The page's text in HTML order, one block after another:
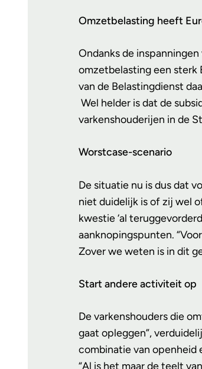
Omzetbelasting heeft
Ondanks de
omzetbelasting een sterk
van de Belastingdienst
Wel helder is dat de
varkenshouderijen in de
Worstcase-scenario
De situatie nu is dus dat
niet duidelijk is of zij wel
kwestie ‘al
aanknopingspunten.
Zover we weten is in dit
Start andere activiteit op
De varkenshouders die
gaat opleggen”,
combinatie van openheid
“Al is het maar de teelt